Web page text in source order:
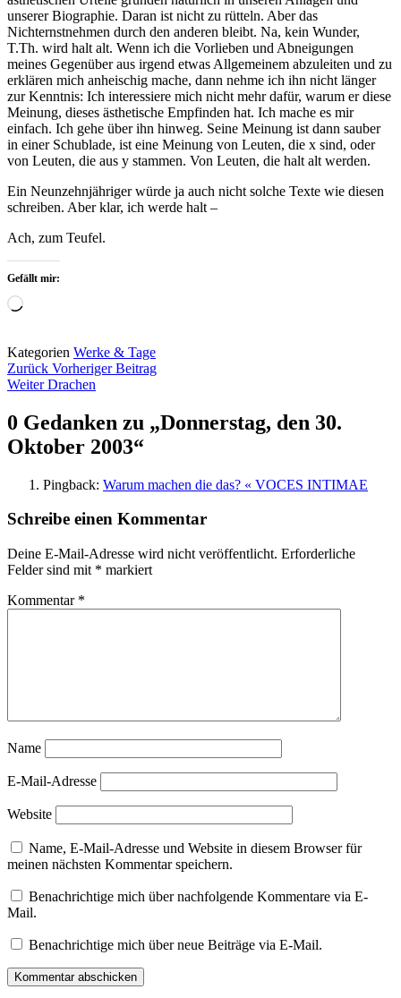
unserer Biographie. Daran ist nicht zu rütteln. Aber das
Nichternstnehmen durch den anderen bleibt. Na, kein Wunder,
T.Th. wird halt alt. Wenn ich die Vorlieben und Abneigungen
meines Gegenüber aus irgend etwas Allgemeinem abzuleiten und zu
erklären mich anheischig mache, dann nehme ich ihn nicht länger
zur Kenntnis: Ich interessiere mich nicht mehr dafür, warum er diese
Meinung, dieses ästhetische Empfinden hat. Ich mache es mir
einfach. Ich gehe über ihn hinweg. Seine Meinung ist dann sauber
in einer Schublade, ist eine Meinung von Leuten, die x sind, oder
von Leuten, die aus y stammen. Von Leuten, die halt alt werden.
Ein Neunzehnjähriger würde ja auch nicht solche Texte wie diesen
schreiben. Aber klar, ich werde halt –
Ach, zum Teufel.
Gefällt mir:
Wird
Kategorien Werke & Tage
Beitragsnavigation
Zurück Vorheriger Beitrag
Weiter Drachen
0 Gedanken zu „Donnerstag, den 30.
Oktober 2003“
Pingback: Warum machen die das? « VOCES INTIMAE
Schreibe einen Kommentar
Deine E-Mail-Adresse wird nicht veröffentlicht. Erforderliche
Felder sind mit * markiert
Kommentar *
Name
E-Mail-Adresse
Website
Name, E-Mail-Adresse und Website in diesem Browser für
meinen nächsten Kommentar speichern.
Benachrichtige mich über nachfolgende Kommentare via E-
Mail.
Benachrichtige mich über neue Beiträge via E-Mail.